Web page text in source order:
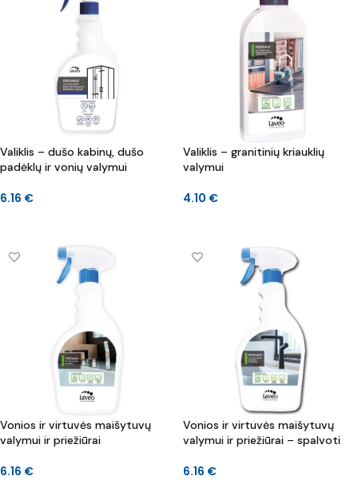
Valiklis – dušo kabinų, dušo
padėklų ir vonių valymui
6.16 €
Valiklis – granitinių kriauklių
valymui
4.10 €
Vonios ir virtuvės maišytuvų
valymui ir priežiūrai
6.16 €
Vonios ir virtuvės maišytuvų
valymui ir priežiūrai – spalvoti
6.16 €